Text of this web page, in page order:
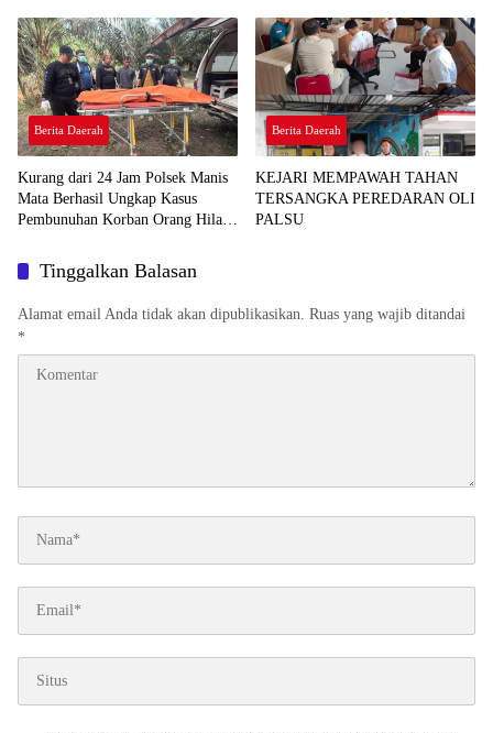
INFORMASI YANG BEREDAR
TERKAIT DUGAAN
KETERLIBATAN PEGAWAI
KEJARI SEKADAU
Berita Daerah
Kurang dari 24 Jam Polsek Manis
Mata Berhasil Ungkap Kasus
Pembunuhan Korban Orang Hilang
Berita Daerah
KEJARI MEMPAWAH TAHAN
TERSANGKA PEREDARAN OLI
PALSU
Tinggalkan Balasan
Alamat email Anda tidak akan dipublikasikan. Ruas yang wajib ditandai
*